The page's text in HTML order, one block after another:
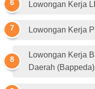
Lowongan Kerja
Lowongan Kerja
Lowongan Kerja
Daerah (Bappeda)